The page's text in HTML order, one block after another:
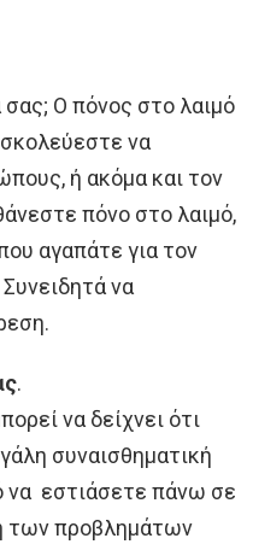
Ο πόνος στο λαιμό
να
ή ακόμα και τον
πόνο στο λαιμό,
αγαπάτε για τον
να
.
να δείχνει ότι
συναισθηματική
να εστιάσετε πάνω σε
των προβλημάτων